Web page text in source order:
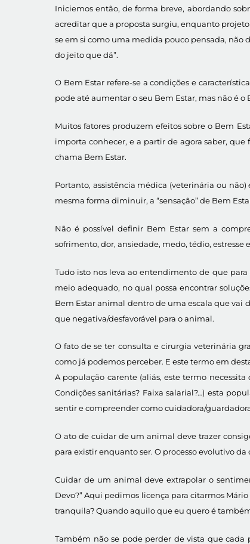
Iniciemos então, de forma breve, abordando
acreditar que a proposta surgiu, enquanto
se em si como uma medida pouco pensada, não
do jeito que dá”.
O Bem Estar refere-se a condições e
pode até aumentar o seu Bem Estar, mas não é
Muitos fatores produzem efeitos sobre o Bem
importa conhecer, e a partir de agora saber,
chama Bem Estar.
Portanto, assistência médica (veterinária ou
mesma forma diminuir, a “sensação” de Bem
Não é possível definir Bem Estar sem a
sofrimento, dor, ansiedade, medo, tédio, estresse
Tudo isto nos leva ao entendimento de que
meio adequado, no qual possa encontrar
Bem Estar animal dentro de uma escala que vai
que negativa/desfavorável para o animal.
O fato de se ter consulta e cirurgia veterinária
como já podemos perceber. E este termo em
A população carente (aliás, este termo
Condições sanitárias? Faixa salarial?…) esta
sentir e compreender como cuidadora/
O ato de cuidar de um animal deve trazer
para existir enquanto ser. O processo evolutivo
Cuidar de um animal deve extrapolar o
Devo?” Aqui pedimos licença para citarmos
tranquila? Quando aquilo que eu quero é
Também não se pode perder de vista que